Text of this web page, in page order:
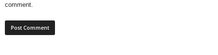
comment.